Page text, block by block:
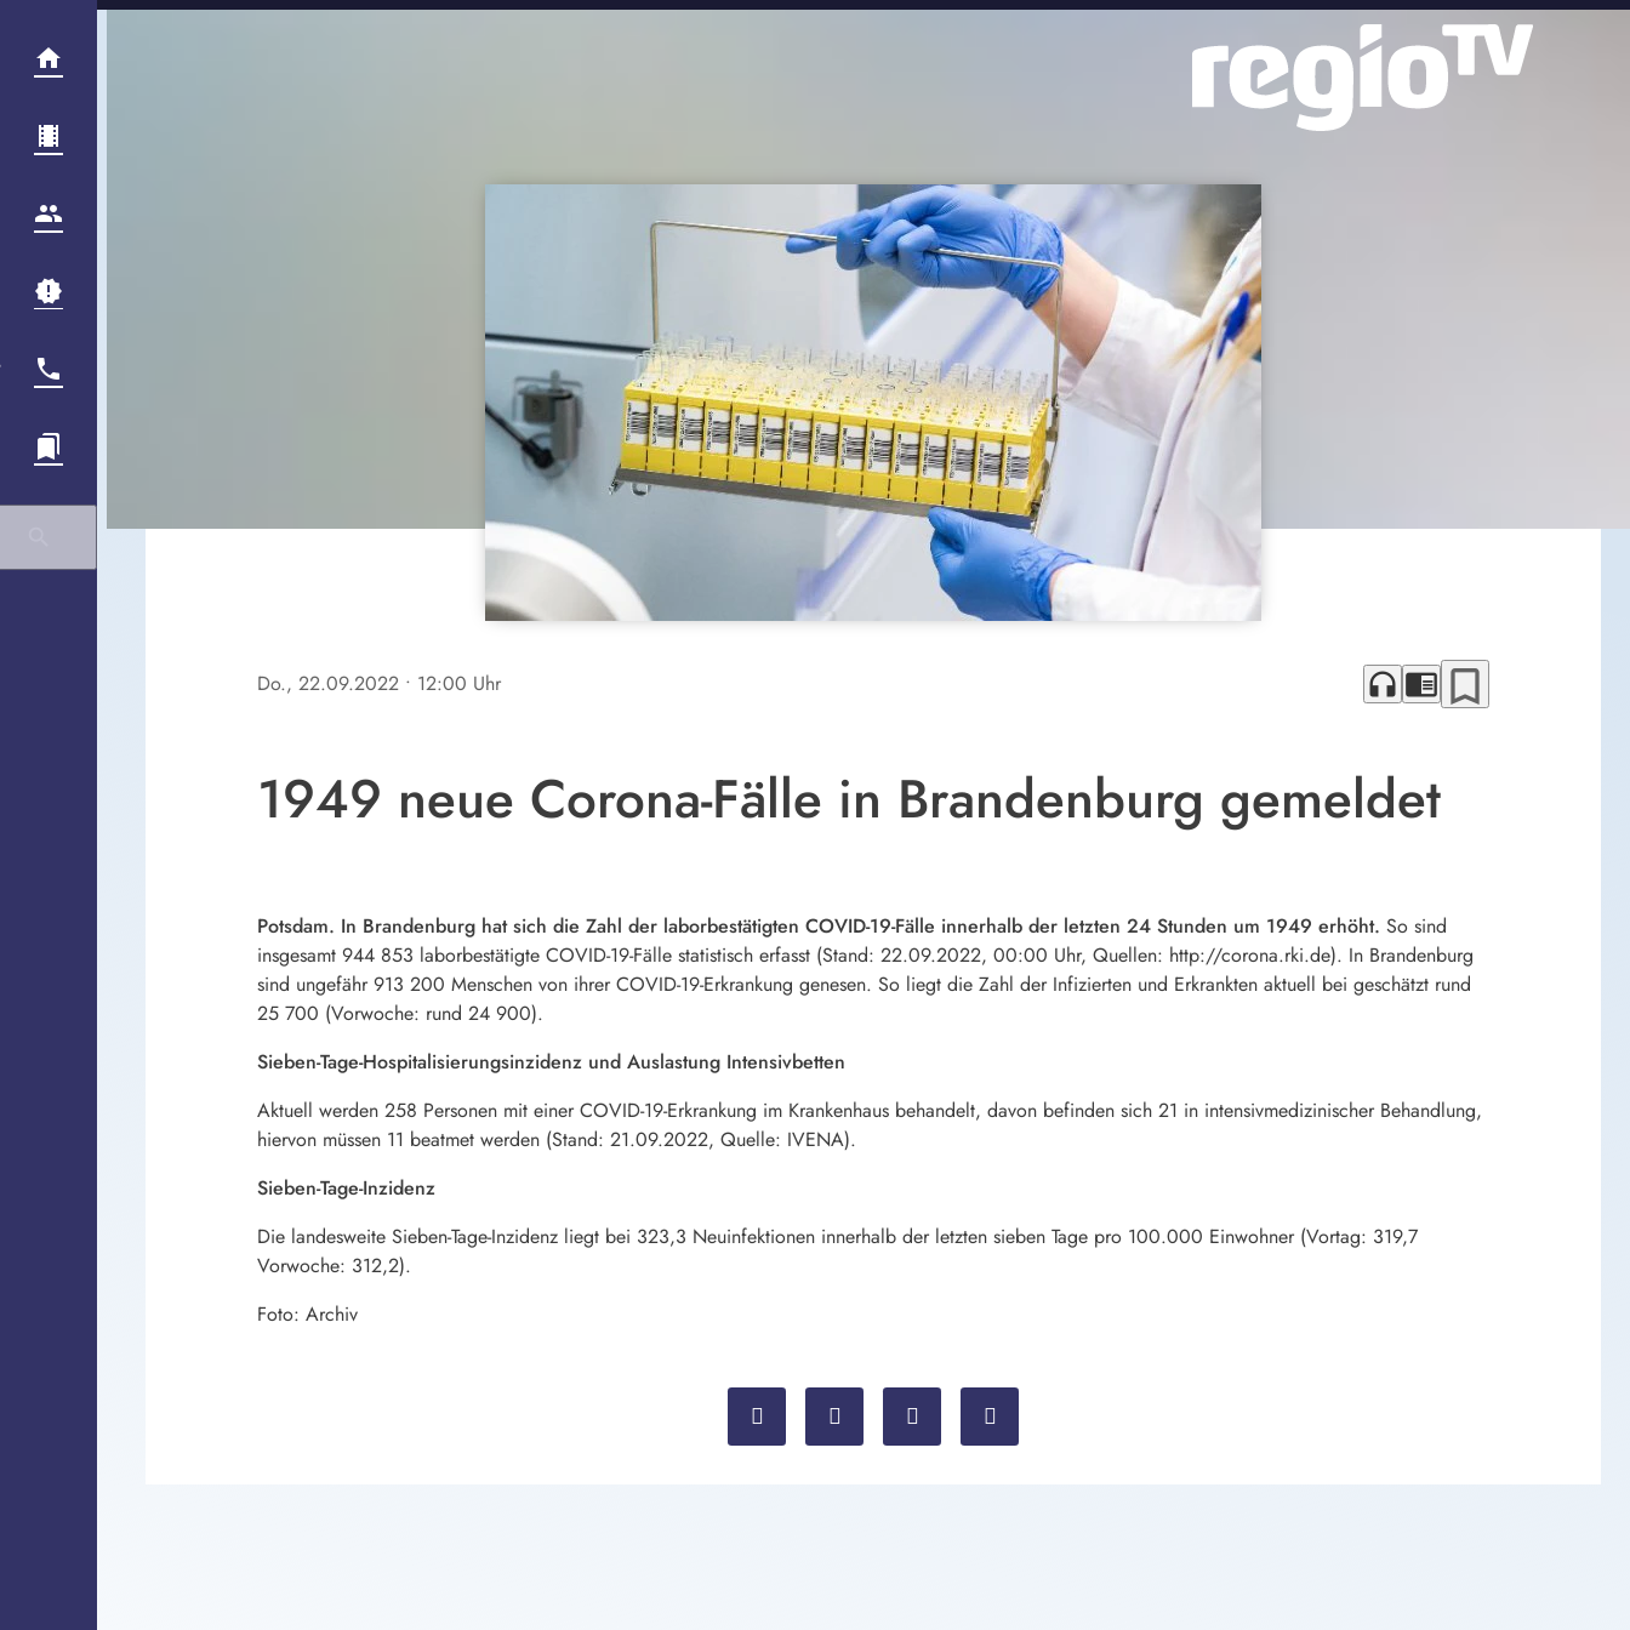
Do., 22.09.2022 • 12:00 Uhr headphones chrome_reader_mode bookmark_border
1949 neue Corona-Fälle in Brandenburg gemeldet
Potsdam. In Brandenburg hat sich die Zahl der laborbestätigten COVID-19-Fälle innerhalb der letzten 24 Stunden um 1949 erhöht. So sind
insgesamt 944 853 laborbestätigte COVID-19-Fälle statistisch erfasst (Stand: 22.09.2022, 00:00 Uhr, Quellen: http://corona.rki.de). In Brandenburg
sind ungefähr 913 200 Menschen von ihrer COVID-19-Erkrankung genesen. So liegt die Zahl der Infizierten und Erkrankten aktuell bei geschätzt rund
25 700 (Vorwoche: rund 24 900).
Sieben-Tage-Hospitalisierungsinzidenz und Auslastung Intensivbetten
Aktuell werden 258 Personen mit einer COVID-19-Erkrankung im Krankenhaus behandelt, davon befinden sich 21 in intensivmedizinischer Behandlung,
hiervon müssen 11 beatmet werden (Stand: 21.09.2022, Quelle: IVENA).
Sieben-Tage-Inzidenz
Die landesweite Sieben-Tage-Inzidenz liegt bei 323,3 Neuinfektionen innerhalb der letzten sieben Tage pro 100.000 Einwohner (Vortag: 319,7
Vorwoche: 312,2).
Foto: Archiv